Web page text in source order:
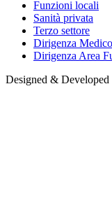
Funzioni locali
Sanità privata
Terzo settore
Dirigenza
Dirigenza Area
Designed & Developed